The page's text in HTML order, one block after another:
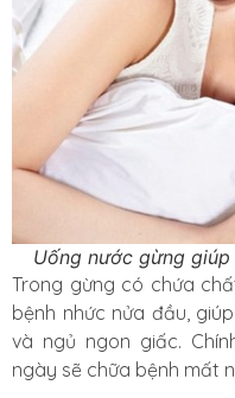
Uống nước gừng
Trong gừng có chứa
bệnh nhức nửa đầu,
và ngủ ngon giấc.
ngày sẽ chữa bệnh mất